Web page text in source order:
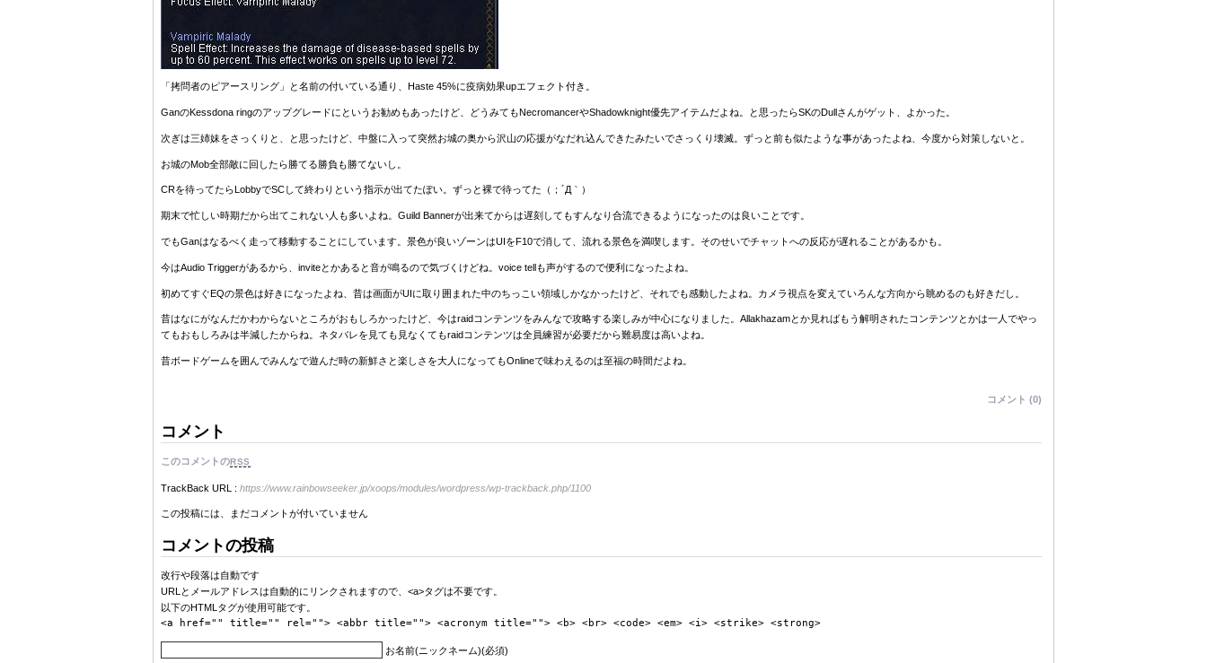
「拷問者のピアースリング」と名前の付いている通り、Haste 45%に疫病効果upエフェクト付き。
GanのKessdona ringのアップグレードにというお勧めもあったけど、どうみてもNecromancerやShadowknight優先アイテムだよね。と思ったらSKのDullさんがゲット、よかった。
次ぎは三姉妹をさっくりと、と思ったけど、中盤に入って突然お城の奥から沢山の応援がなだれ込んできたみたいでさっくり壊滅。ずっと前も似たような事があったよね、今度から対策しないと。
お城のMob全部敵に回したら勝てる勝負も勝てないし。
CRを待ってたらLobbyでSCして終わりという指示が出てたぽい。ずっと裸で待ってた（；´Д｀）
期末で忙しい時期だから出てこれない人も多いよね。Guild Bannerが出来てからは遅刻してもすんなり合流できるようになったのは良いことです。
でもGanはなるべく走って移動することにしています。景色が良いゾーンはUIをF10で消して、流れる景色を満喫します。そのせいでチャットへの反応が遅れることがあるかも。
今はAudio Triggerがあるから、inviteとかあると音が鳴るので気づくけどね。voice tellも声がするので便利になったよね。
初めてすぐEQの景色は好きになったよね、昔は画面がUIに取り囲まれた中のちっこい領域しかなかったけど、それでも感動したよね。カメラ視点を変えていろんな方向から眺めるのも好きだし。
昔はなにがなんだかわからないところがおもしろかったけど、今はraidコンテンツをみんなで攻略する楽しみが中心になりました。Allakhazamとか見ればもう解明されたコンテンツとかは一人でやっ
てもおもしろみは半減したからね。ネタバレを見ても見なくてもraidコンテンツは全員練習が必要だから難易度は高いよね。
昔ボードゲームを囲んでみんなで遊んだ時の新鮮さと楽しさを大人になってもOnlineで味わえるのは至福の時間だよね。
コメント (0)
コメント
このコメントのRSS
TrackBack URL : https://www.rainbowseeker.jp/xoops/modules/wordpress/wp-trackback.php/1100
この投稿には、まだコメントが付いていません
コメントの投稿
改行や段落は自動です
URLとメールアドレスは自動的にリンクされますので、<a>タグは不要です。
以下のHTMLタグが使用可能です。
<a href="" title="" rel=""> <abbr title=""> <acronym title=""> <b> <br> <code> <em> <i> <strike> <strong>
お名前(ニックネーム)(必須)